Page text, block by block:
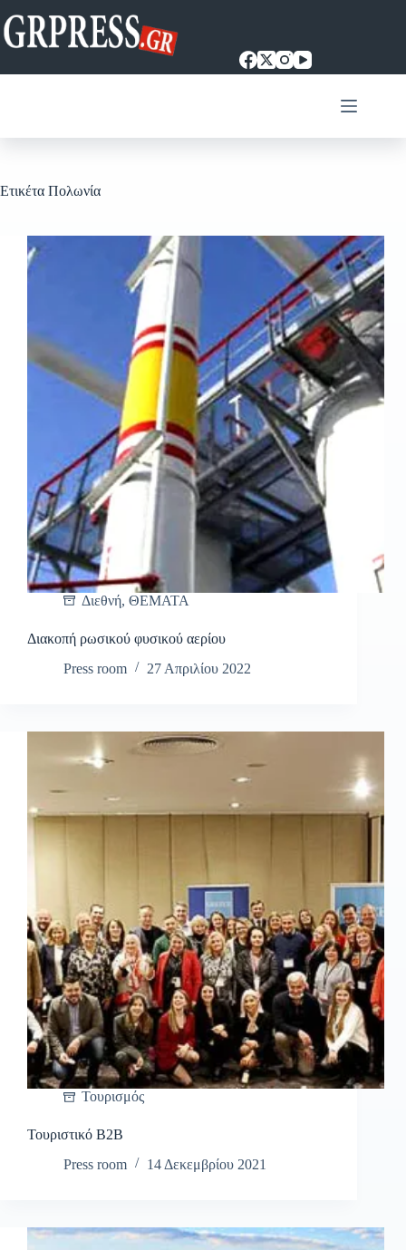
στο
περιεχόμενο
Ετικέτα Πολωνία
Διεθνή, ΘΕΜΑΤΑ
Διακοπή ρωσικού φυσικού αερίου
Press room
27 Απριλίου 2022
Τουρισμός
Τουριστικό B2B
Press room
14 Δεκεμβρίου 2021